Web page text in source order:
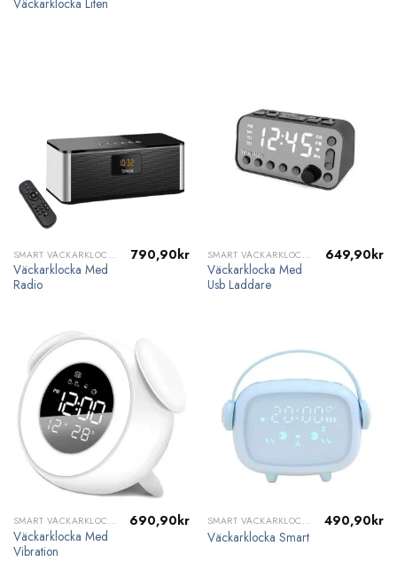
Väckarklocka Liten
SMART VÄCKARKLOCKA
Väckarklocka Med
Radio
790,90kr SMART VÄCKARKLOCKA
Väckarklocka Med
Usb Laddare
649,90kr
SMART VÄCKARKLOCKA
Väckarklocka Med
Vibration
690,90kr SMART VÄCKARKLOCKA
Väckarklocka Smart
490,90kr